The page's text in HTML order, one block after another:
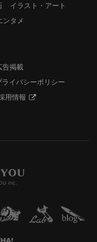
イラスト・アート
ンタメ
告掲載
ライバシーポリシー
用情報
inc.